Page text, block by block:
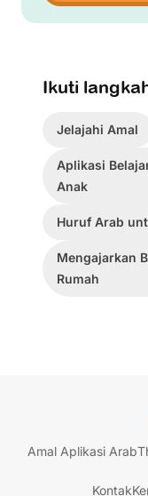
Ikuti
Jelajahi Amal
Aplikasi
Anak
Huruf Arab
Mengajarkan
Rumah
Amal Aplikasi Arab
Kontak